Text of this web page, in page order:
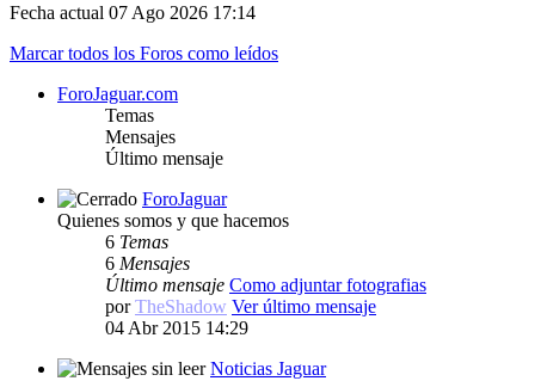
Fecha actual 07 Ago 2026 17:14
Marcar todos los Foros como leídos
ForoJaguar.com
Temas
Mensajes
Último mensaje
ForoJaguar
Quienes somos y que hacemos
6 Temas
6 Mensajes
Último mensaje Como adjuntar fotografias
porTheShadow Ver último mensaje
04 Abr 2015 14:29
Noticias Jaguar